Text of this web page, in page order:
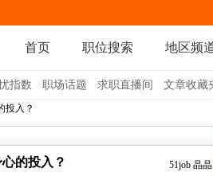
首页 职位搜索 地区频
指数 职场话题 求职直播间 文章收藏
投入？
51job 晶晶
的投入？